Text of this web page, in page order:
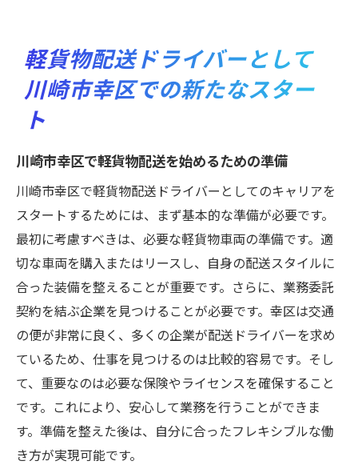
のキャリアアップ
地域に密着した軽貨物配送ドライバーの役
軽貨物配送ドライバーのライセンスと必要
な書類
業務委託で自由な働き方を実現軽貨物配送ドラ
イバーの魅力
業務委託としての自由な働き方のメリット
軽貨物配送の業務委託契約の詳細
川崎市幸区で業務委託を選ぶ理由
軽貨物配送ドライバーが業務委託で得る自
由
自分のライフスタイルに合う業務委託の選
び方
業務委託での収入と働き方のバランス
軽貨物配送ドライバーとして
川崎市幸区での新たなスター
ト
川崎市幸区で軽貨物配送を始めるための準備
川崎市幸区で軽貨物配送ドライバーとしてのキャリアを
スタートするためには、まず基本的な準備が必要です。
最初に考慮すべきは、必要な軽貨物車両の準備です。適
切な車両を購入またはリースし、自身の配送スタイルに
合った装備を整えることが重要です。さらに、業務委託
契約を結ぶ企業を見つけることが必要です。幸区は交通
の便が非常に良く、多くの企業が配送ドライバーを求め
ているため、仕事を見つけるのは比較的容易です。そし
て、重要なのは必要な保険やライセンスを確保すること
です。これにより、安心して業務を行うことができま
す。準備を整えた後は、自分に合ったフレキシブルな働
き方が実現可能です。